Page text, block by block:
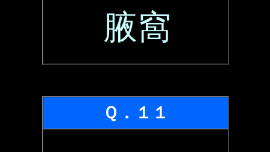
腋窩
Ｑ．１１